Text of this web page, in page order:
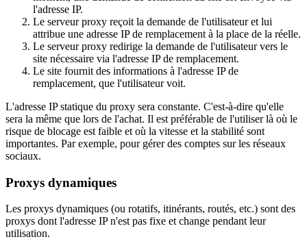
l'adresse IP.
Le serveur proxy reçoit la demande de l'utilisateur et lui
attribue une adresse IP de remplacement à la place de la réelle.
Le serveur proxy redirige la demande de l'utilisateur vers le
site nécessaire via l'adresse IP de remplacement.
Le site fournit des informations à l'adresse IP de
remplacement, que l'utilisateur voit.
L'adresse IP statique du proxy sera constante. C'est-à-dire qu'elle
sera la même que lors de l'achat. Il est préférable de l'utiliser là où le
risque de blocage est faible et où la vitesse et la stabilité sont
importantes. Par exemple, pour gérer des comptes sur les réseaux
sociaux.
Proxys dynamiques
Les proxys dynamiques (ou rotatifs, itinérants, routés, etc.) sont des
proxys dont l'adresse IP n'est pas fixe et change pendant leur
utilisation.